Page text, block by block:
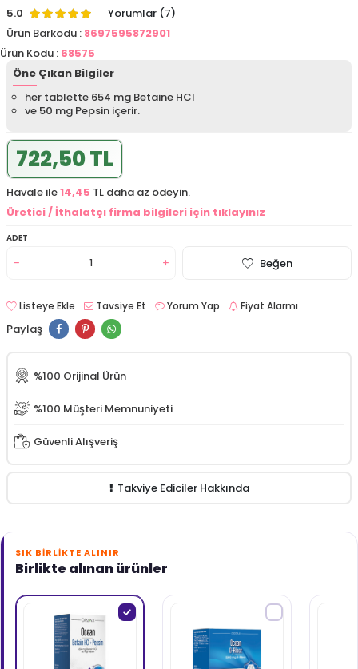
5.0
Yorumlar (7)
Ürün Barkodu : 8697595872901
Ürün Kodu : 68575
Öne Çıkan Bilgiler
her tablette 654 mg Betaine HCl
ve 50 mg Pepsin içerir.
722,50 TL
Havale ile14,45 TL daha az ödeyin.
Üretici / İthalatçı firma bilgileri için tıklayınız
ADET
Beğen
Listeye Ekle Tavsiye Et Yorum Yap Fiyat Alarmı
Paylaş
%100 Orijinal Ürün
%100 Müşteri Memnuniyeti
Güvenli Alışveriş
Takviye Ediciler Hakkında
SIK BIRLIKTE ALINIR
Birlikte alınan ürünler